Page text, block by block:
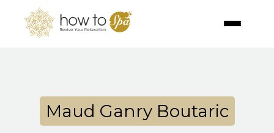
Maud Ganry Boutaric